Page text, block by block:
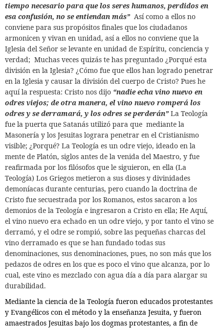
tiempo necesario para que los seres humanos, perdidos en
esa confusión, no se entiendan más” Así como a ellos no
conviene para sus propósitos finales que los ciudadanos
armonicen y vivan en unidad, así a ellos no conviene que la
Iglesia del Señor se levante en unidad de Espíritu, conciencia y
verdad; Muchas veces quizás te has preguntado ¿Porqué esta
división en la Iglesia? ¿Cómo fue que ellos han logrado penetrar
en la Iglesia y causar la división del cuerpo de Cristo? Pues he
aquí la respuesta: Cristo nos dijo “nadie echa vino nuevo en
odres viejos; de otra manera, el vino nuevo romperá los
odres y se derramará, y los odres se perderán”La Teología
fue la puerta que Satanás utilizó para que mediante la
Masonería y los Jesuitas lograra penetrar en el Cristianismo
visible; ¿Porqué? La Teología es un odre viejo, ideado en la
mente de Platón, siglos antes de la venida del Maestro, y fue
reafirmada por los filósofos que le siguieron, en ella (La
Teología) Los Griegos metieron a sus dioses y divinidades
demoníacas durante centurias, pero cuando la doctrina de
Cristo fue secuestrada por los Romanos, estos sacaron a los
demonios de la Teología e ingresaron a Cristo en ella; He Aquí,
el vino nuevo era echado en un odre viejo, y por tanto el vino se
derramó, y el odre se rompió, sobre las pequeñas charcas del
vino derramado es que se han fundado todas sus
denominaciones, sus denominaciones, pues, no son más que los
pedazos de odres en los que es poco el vino que alcanza, por lo
cual, este vino es mezclado con agua día a día para alargar su
durabilidad.
Mediante la ciencia de la Teología fueron educados protestantes
y Evangélicos con el método y la enseñanza Jesuita, y fueron
amaestrados Jesuitas bajo los dogmas protestantes, a fin de